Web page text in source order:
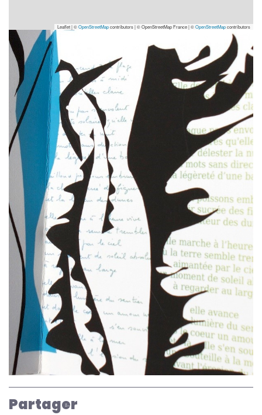
Leaflet | ©OpenStreetMapcontributors|© OpenStreetMap France | ©OpenStreetMapcontributors
Partager